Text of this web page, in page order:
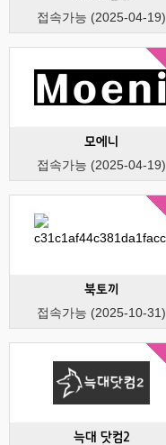
접속가능 (2025-04-19)
모에니
접속가능 (2025-04-19)
북토끼
접속가능 (2025-10-31)
늑대 닷컴2